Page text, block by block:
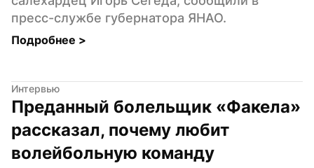
пресс-службе губернатора ЯНАО.
Подробнее >
Интервью
Преданный болельщик «Факела»
рассказал, почему любит
волейбольную команду